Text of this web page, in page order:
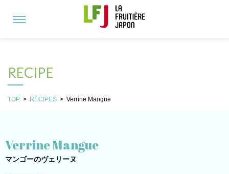
RECIPE
TOP > RECIPES > Verrine Mangue
Verrine Mangue
マンゴーのヴェリーヌ